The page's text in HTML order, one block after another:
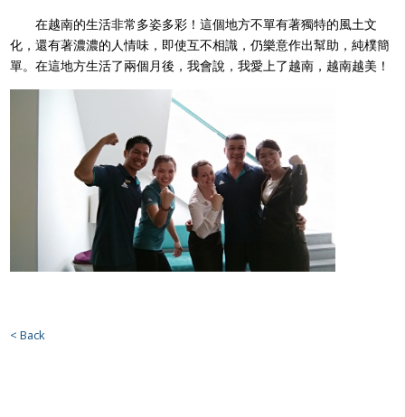
在越南的生活非常多姿多彩！這個地方不單有著獨特的風土文
化，還有著濃濃的人情味，即使互不相識，仍樂意作出幫助，純樸簡
單。在這地方生活了兩個月後，我會說，我愛上了越南，越南越美！
< Back